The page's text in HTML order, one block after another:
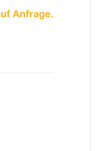
Anfrage.